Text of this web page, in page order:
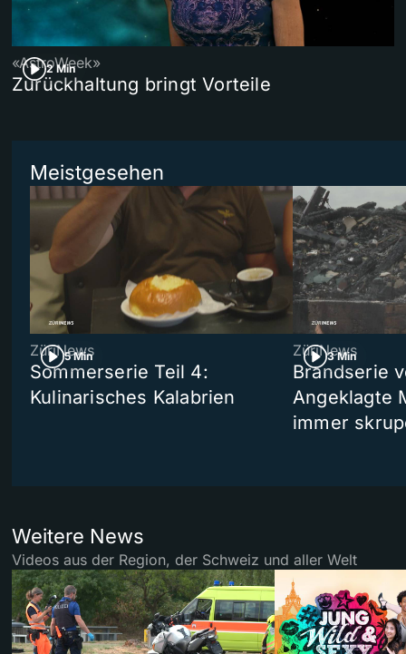
2 Min
«AstroWeek»
Zurückhaltung bringt Vorteile
Meistgesehen
5 Min
ZüriNews
Sommerserie Teil 4:
Kulinarisches Kalabrien
3 Min
ZüriNews
Brandserie
Angeklagte
immer
Weitere News
Videos aus der Region, der Schweiz und aller Welt